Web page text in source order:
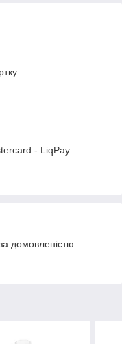
- LiqPay
домовленістю